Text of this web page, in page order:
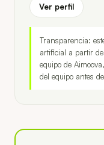
Ver perfil
Transparencia:
artificial a partir
equipo de
del equipo antes